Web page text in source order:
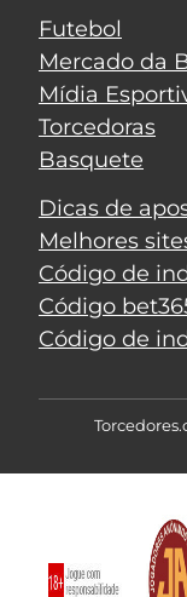
Futebol
Mercado da
Mídia
Torcedoras
Basquete
Dicas de
Melhores
Código de
Código
Código de